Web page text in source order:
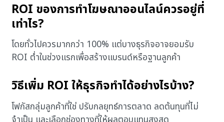
ROI ของการทำโฆษณาออนไลน์ควรอยู่ที่
เท่าไร?
โดยทั่วไปควรมากกว่า 100% แต่บางธุรกิจอาจยอมรับ
ROI ต่ำในช่วงแรกเพื่อสร้างแบรนด์หรือฐานลูกค้า
วิธีเพิ่ม ROI ให้ธุรกิจทำได้อย่างไรบ้าง?
โฟกัสกลุ่มลูกค้าที่ใช่ ปรับกลยุทธ์การตลาด ลดต้นทุนที่ไม่